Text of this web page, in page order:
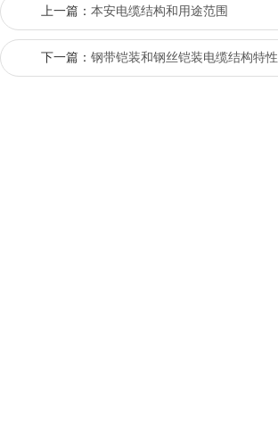
上一篇： 本安电缆结构和用途范围
下一篇： 钢带铠装和钢丝铠装电缆结构特性